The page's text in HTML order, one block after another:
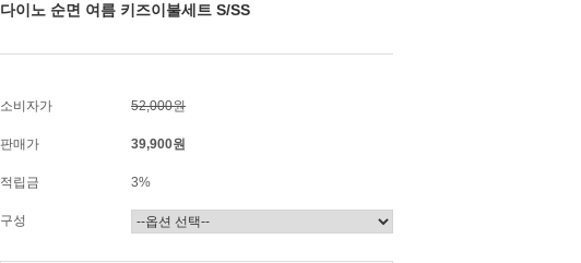
다이노 순면 여름 키즈이불세트 S/SS
소비자가 52,000원
판매가 39,900원
적립금 3%
구성